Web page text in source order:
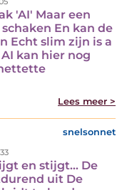
'AI' Maar een
En kan de
Echt slim zijn is a
kan hier nog
Lees meer >
snelsonnet
en stijgt… De
uit De